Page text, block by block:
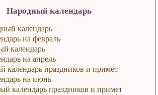
Народный календарь
календарь
на февраль
календарь
на апрель
календарь праздников и примет
на июнь
календарь праздников и примет